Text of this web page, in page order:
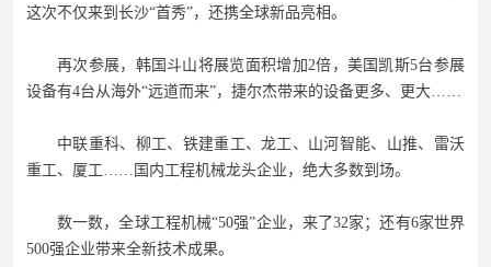
这次不仅来到长沙“首秀”，还携全球新品亮相。
再次参展，韩国斗山将展览面积增加2倍，美国凯斯5台参展
设备有4台从海外“远道而来”，捷尔杰带来的设备更多、更大……
中联重科、柳工、铁建重工、龙工、山河智能、山推、雷沃
重工、厦工……国内工程机械龙头企业，绝大多数到场。
数一数，全球工程机械“50强”企业，来了32家；还有6家世界
500强企业带来全新技术成果。